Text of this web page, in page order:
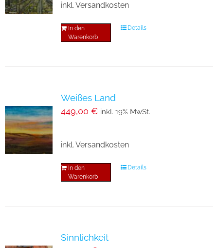
inkl. Versandkosten
In den
Warenkorb
Details
Weißes Land
449,00 € inkl. 19% MwSt.
inkl. Versandkosten
In den
Warenkorb
Details
Sinnlichkeit